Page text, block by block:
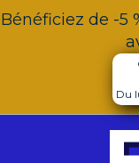
Bénéficiez de -5
Du